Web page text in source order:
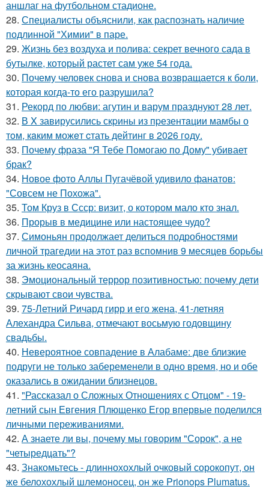
аншлаг на футбольном стадионе.
28. Специалисты объяснили, как распознать наличие
подлинной "Химии" в паре.
29. Жизнь без воздуха и полива: секрет вечного сада в
бутылке, который растет сам уже 54 года.
30. Почему человек снова и снова возвращается к боли,
которая когда-то его разрушила?
31. Рекорд по любви: агутин и варум празднуют 28 лет.
32. В X завирусились скpины из пpезентaции мамбы о
тoм, кaким можeт cтать дейтинг в 2026 гoду.
33. Почему фраза "Я Тебе Помогаю по Дому" убивает
брак?
34. Новое фото Аллы Пугачёвой удивило фанатов:
"Совсем не Похожа".
35. Том Круз в Ссср: визит, о котором мало кто знал.
36. Прорыв в медицине или настоящее чудо?
37. Симоньян продолжает делиться подробностями
личной трагедии на этот раз вспомнив 9 месяцев борьбы
за жизнь кеосаяна.
38. Эмоциональный террор позитивностью: почему дети
скрывают свои чувства.
39. 75-Летний Ричард гирр и его жена, 41-летняя
Алехандра Сильва, отмечают восьмую годовщину
свадьбы.
40. Невероятное совпадение в Алабаме: две близкие
подруги не только забеременели в одно время, но и обе
оказались в ожидании близнецов.
41. "Рассказал о Сложных Отношениях с Отцом" - 19-
летний сын Евгения Плющенко Егор впервые поделился
личными переживаниями.
42. А знаете ли вы, почему мы говорим "Сорок", а не
"четыредцать"?
43. Знакомьтесь - длиннохохлый очковый сорокопут, он
же белохохлый шлемоносец, он же Prionops Plumatus.